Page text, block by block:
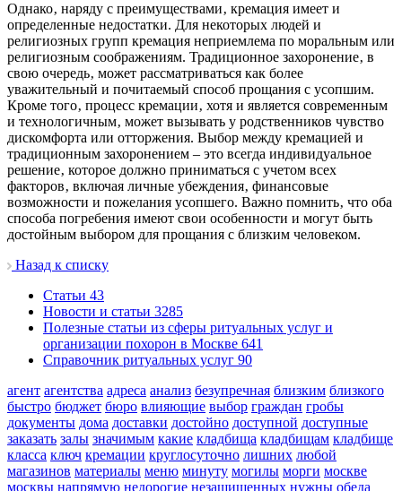
Однако‚ наряду с преимуществами‚ кремация имеет и
определенные недостатки. Для некоторых людей и
религиозных групп кремация неприемлема по моральным или
религиозным соображениям. Традиционное захоронение‚ в
свою очередь‚ может рассматриваться как более
уважительный и почитаемый способ прощания с усопшим.
Кроме того‚ процесс кремации‚ хотя и является современным
и технологичным‚ может вызывать у родственников чувство
дискомфорта или отторжения. Выбор между кремацией и
традиционным захоронением – это всегда индивидуальное
решение‚ которое должно приниматься с учетом всех
факторов‚ включая личные убеждения‚ финансовые
возможности и пожелания усопшего. Важно помнить‚ что оба
способа погребения имеют свои особенности и могут быть
достойным выбором для прощания с близким человеком.
Назад к списку
Cтатьи 43
Новости и статьи 3285
Полезные статьи из сферы ритуальных услуг и
организации похорон в Москве 641
Справочник ритуальных услуг 90
агент агентства адреса анализ безупречная близким близкого
быстро бюджет бюро влияющие выбор граждан гробы
документы дома доставки достойно доступной доступные
заказать залы значимым какие кладбища кладбищам кладбище
класса ключ кремации круглосуточно лишних любой
магазинов материалы меню минуту могилы морги москве
москвы напрямую недорогие незащищенных нужны обеда